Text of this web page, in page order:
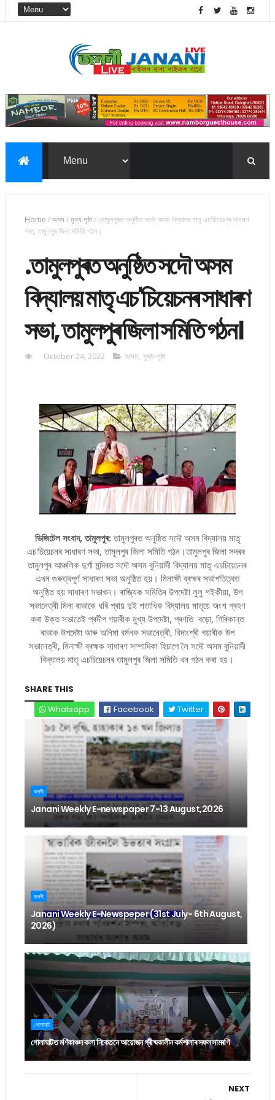
Home /অসম/মুখ্য-পৃষ্ঠা/ .তামুলপুৰত অনুষ্ঠিত সদৌ অসম বিদ্যালয় মাতৃ এচ'চিয়েচনৰ সাধাৰণ
সভা, তামুলপুৰ জিলা সমিতি গঠন।
.তামুলপুৰত অনুষ্ঠিত সদৌ অসম
বিদ্যালয় মাতৃ এচ'চিয়েচনৰ সাধাৰণ
সভা, তামুলপুৰ জিলা সমিতি গঠন।
October 24, 2022 অসম, মুখ্য-পৃষ্ঠা
ডিজিটেল সংবাদ, তামুলপুৰ:তামুলপুৰত অনুষ্ঠিত সদৌ অসম বিদ্যালয় মাতৃ
এচ'চিয়েচনৰ সাধাৰণ সভা, তামুলপুৰ জিলা সমিতি গঠন।তামুলপুৰ জিলা সদৰৰ
তামুলপুৰ আঞ্চলিক দুৰ্গা মন্দিৰত সদৌ অসম বুনিয়াদী বিদ্যালয় মাতৃ এচচিয়েচনৰ
এখন গুৰুত্বপূৰ্ণ সাধাৰণ সভা অনুষ্ঠিত হয়। মিনাক্ষী ব্ৰহ্মৰ সভাপতিত্বত
অনুষ্ঠিত হয় সাধাৰণ সভাখন। ৰাজ্যিক সমিতিৰ উপদেষ্টা লুলু শইকীয়া, উপ
সভানেত্ৰী মিনা ৰাভাকে ধৰি প্ৰায় দুই শতাধিক বিদ্যালয় মাতৃয়ে অংশ গ্ৰহণ
কৰা উক্ত সভাতেই প্ৰদীপ গয়াৰীক মুখ্য উপদেষ্টা, প্ৰণতি বড়ো, গিৰিকান্ত
ৰাভাক উপদেষ্টা আৰু অনিমা বৰ্মনক সভানেত্ৰী, বিদাংশ্ৰী গয়াৰীক উপ
সভানেত্ৰী, মিনাক্ষী ব্ৰহ্মক সাধাৰণ সম্পাদিকা হিচাপে লৈ সদৌ অসম বুনিয়াদী
বিদ্যালয় মাতৃ এচচিয়েচনৰ তামুলপুৰ জিলা সমিতি খন গঠন কৰা হয়।
SHARE THIS
Whatsapp
Facebook Twitter
জননী
Janani Weekly E-newspaper 7-13 August,2026
জননী
Janani Weekly E-Newspeper (31st July- 6th August,
2026)
গোলাঘাট
গোলাঘাটত মণিকাঞ্চন কলা নিকেতনে আয়োজন গ্ৰীষ্মকালীন কৰ্মশালাৰ সফল সামৰণি
NEXT